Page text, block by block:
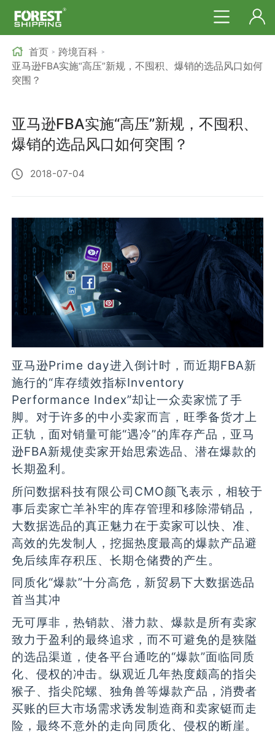
首页 > 跨境百科 >
亚马逊FBA实施“高压”新规，不囤积、爆销的选品风口如何
突围？
亚马逊FBA实施“高压”新规，不囤积、
爆销的选品风口如何突围？
2018-07-04
亚马逊Prime day进入倒计时，而近期FBA新
施行的“库存绩效指标Inventory
Performance Index”却让一众卖家慌了手
脚。对于许多的中小卖家而言，旺季备货才上
正轨，面对销量可能“遇冷”的库存产品，亚马
逊FBA新规使卖家开始思索选品、潜在爆款的
长期盈利。
所问数据科技有限公司CMO颜飞表示，相较于
事后卖家亡羊补牢的库存管理和移除滞销品，
大数据选品的真正魅力在于卖家可以快、准、
高效的先发制人，挖掘热度最高的爆款产品避
免后续库存积压、长期仓储费的产生。
同质化“爆款”十分高危，新贸易下大数据选品
首当其冲
无可厚非，热销款、潜力款、爆款是所有卖家
致力于盈利的最终追求，而不可避免的是狭隘
的选品渠道，使各平台通吃的“爆款”面临同质
化、侵权的冲击。纵观近几年热度颇高的指尖
猴子、指尖陀螺、独角兽等爆款产品，消费者
买账的巨大市场需求诱发制造商和卖家铤而走
险，最终不意外的走向同质化、侵权的断崖。